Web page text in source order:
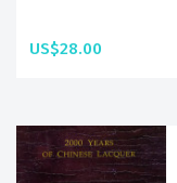
US$28.00